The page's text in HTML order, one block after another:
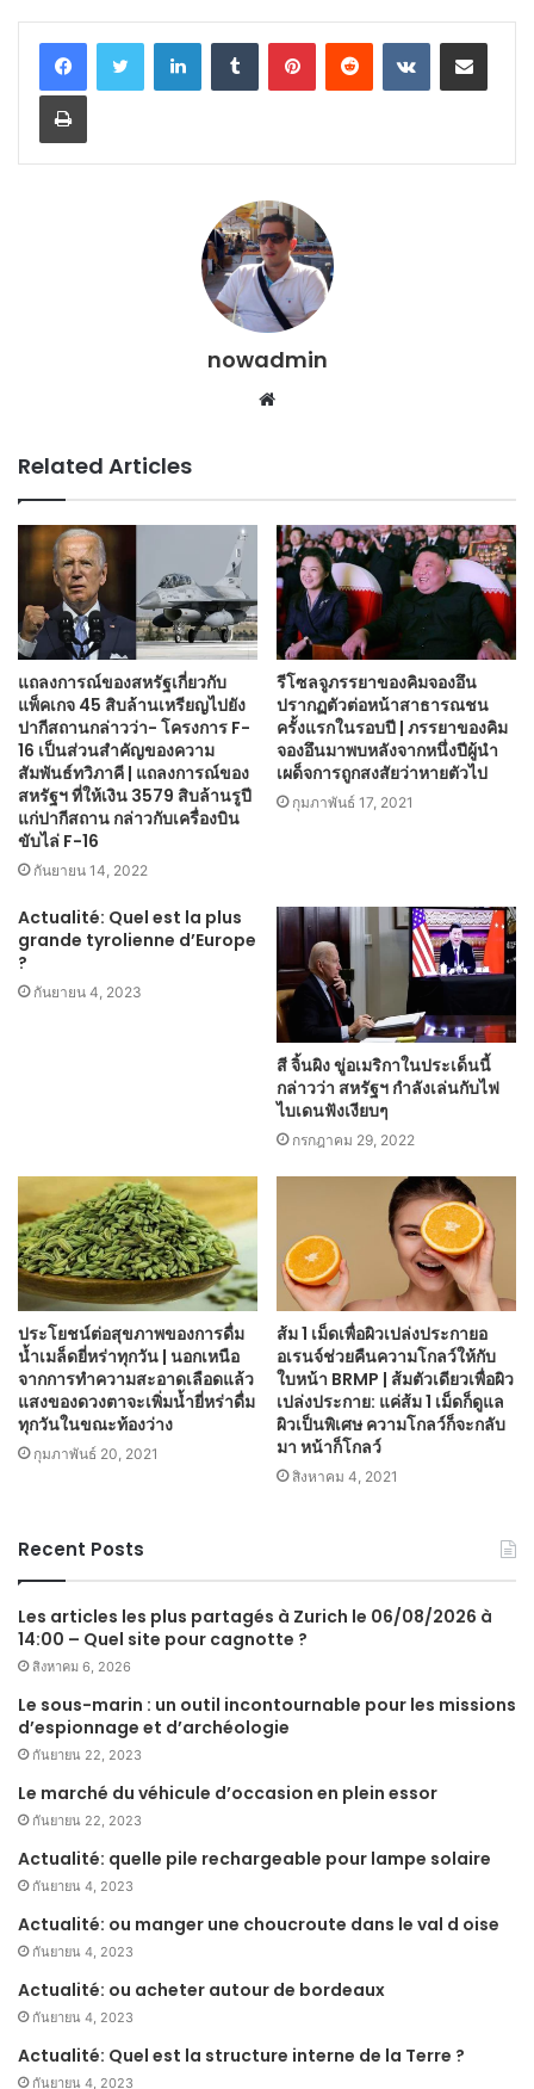
LinkedInTumblr PinterestReddit VKontakteShare via Email
Print
nowadmin
Website
Related Articles
แถลงการณ์ของสหรัฐเกี่ยวกับ
แพ็คเกจ 45 สิบล้านเหรียญไปยัง
ปากีสถานกล่าวว่า- โครงการ F-
16 เป็นส่วนสำคัญของความ
สัมพันธ์ทวิภาคี | แถลงการณ์ของ
สหรัฐฯ ที่ให้เงิน 3579 สิบล้านรูปี
แก่ปากีสถาน กล่าวกับเครื่องบิน
ขับไล่ F-16
กันยายน 14, 2022
รีโซลจูภรรยาของคิมจองอึน
ปรากฏตัวต่อหน้าสาธารณชน
ครั้งแรกในรอบปี | ภรรยาของคิม
จองอึนมาพบหลังจากหนึ่งปีผู้นำ
เผด็จการถูกสงสัยว่าหายตัวไป
กุมภาพันธ์ 17, 2021
Actualité: Quel est la plus
grande tyrolienne d’Europe
?
กันยายน 4, 2023
สี จิ้นผิง ขู่อเมริกาในประเด็นนี้
กล่าวว่า สหรัฐฯ กำลังเล่นกับไฟ
ไบเดนฟังเงียบๆ
กรกฎาคม 29, 2022
ประโยชน์ต่อสุขภาพของการดื่ม
น้ำเมล็ดยี่หร่าทุกวัน | นอกเหนือ
จากการทำความสะอาดเลือดแล้ว
แสงของดวงตาจะเพิ่มน้ำยี่หร่าดื่ม
ทุกวันในขณะท้องว่าง
กุมภาพันธ์ 20, 2021
ส้ม 1 เม็ดเพื่อผิวเปล่งประกายอ
อเรนจ์ช่วยคืนความโกลว์ให้กับ
ใบหน้า BRMP | ส้มตัวเดียวเพื่อผิว
เปล่งประกาย: แค่ส้ม 1 เม็ดก็ดูแล
ผิวเป็นพิเศษ ความโกลว์ก็จะกลับ
มา หน้าก็โกลว์
สิงหาคม 4, 2021
Recent Posts
Les articles les plus partagés à Zurich le 06/08/2026 à
14:00 – Quel site pour cagnotte ?
สิงหาคม 6, 2026
Le sous-marin : un outil incontournable pour les missions
d’espionnage et d’archéologie
กันยายน 22, 2023
Le marché du véhicule d’occasion en plein essor
กันยายน 22, 2023
Actualité: quelle pile rechargeable pour lampe solaire
กันยายน 4, 2023
Actualité: ou manger une choucroute dans le val d oise
กันยายน 4, 2023
Actualité: ou acheter autour de bordeaux
กันยายน 4, 2023
Actualité: Quel est la structure interne de la Terre ?
กันยายน 4, 2023